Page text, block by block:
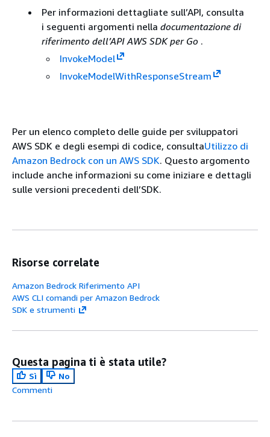
Per informazioni dettagliate sull’API, consulta
i seguenti argomenti nella documentazione di
riferimento dell’API AWS SDK per Go .
InvokeModel
InvokeModelWithResponseStream
Per un elenco completo delle guide per sviluppatori
AWS SDK e degli esempi di codice, consultaUtilizzo di
Amazon Bedrock con un AWS SDK. Questo argomento
include anche informazioni su come iniziare e dettagli
sulle versioni precedenti dell’SDK.
Risorse correlate
Amazon Bedrock Riferimento API
AWS CLI comandi per Amazon Bedrock
SDK e strumenti
Questa pagina ti è stata utile?
Sì
No
Commenti